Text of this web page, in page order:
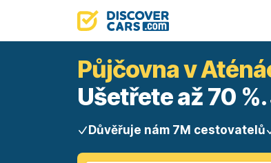
Půjčovna v
Ušetřete až 70
Důvěřuje nám 7M cestovatelů